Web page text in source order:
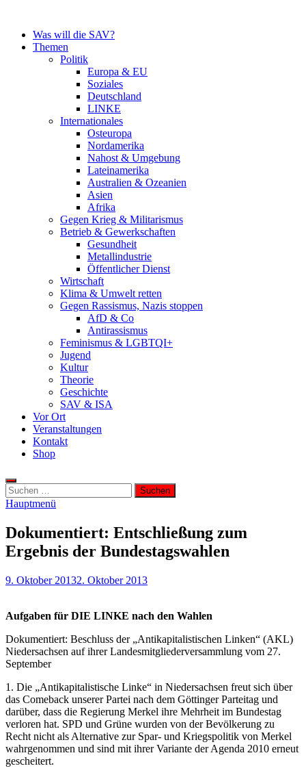
springenWas will die SAV?
Themen
Politik
Europa & EU
Soziales
Deutschland
LINKE
Internationales
Osteuropa
Nordamerika
Nahost & Umgebung
Lateinamerika
Australien & Ozeanien
Asien
Afrika
Gegen Krieg & Militarismus
Betrieb & Gewerkschaften
Gesundheit
Metallindustrie
Öffentlicher Dienst
Wirtschaft
Klima & Umwelt retten
Gegen Rassismus, Nazis stoppen
AfD & Co
Antirassismus
Feminismus & LGBTQI+
Jugend
Kultur
Theorie
Geschichte
SAV & ISA
Vor Ort
Veranstaltungen
Kontakt
Shop
Suchen
nach:
Hauptmenü
Dokumentiert: Entschließung zum
Ergebnis der Bundestagswahlen
9. Oktober 20132. Oktober 2013
Aufgaben für DIE LINKE nach den Wahlen
Dokumentiert: Beschluss der „Antikapitalistischen Linken“ (AKL)
Niedersachsen auf ihrer Landesmitgliederversammlung vom 27.
September
1. Die „Antikapitalistische Linke“ in Niedersachsen freut sich über
das Comeback unserer Partei nach dem Göttinger Parteitag und
darüber, dass die Regierung Merkel ihre Mehrheit im Bundestag
verloren hat. SPD und Grüne wurden von der Bevölkerung zu
Recht nicht als Alternative zur Spar- und Kriegspolitik von Merkel
wahrgenommen und sind mit ihrer Variante der Agenda 2010 erneut
gescheitert.